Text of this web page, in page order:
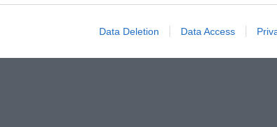
Data Deletion Data Access
per truffare l'anziana